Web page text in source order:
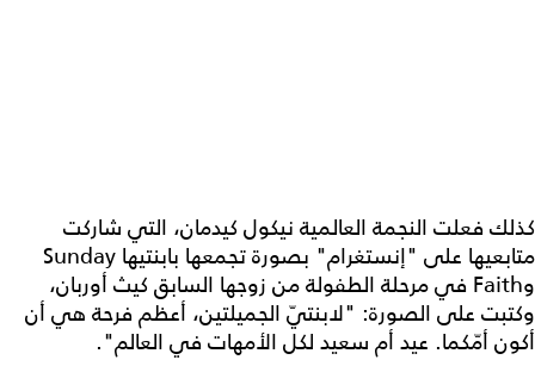
كذلك فعلت النجمة العالمية نيكول كيدمان، التي شاركت
متابعيها على "إنستغرام" بصورة تجمعها بابنتيها Sunday
وFaith في مرحلة الطفولة من زوجها السابق كيث أوربان،
وكتبت على الصورة: "لابنتيّ الجميلتين، أعظم فرحة هي أن
أكون أمّكما. عيد أم سعيد لكل الأمهات في العالم".